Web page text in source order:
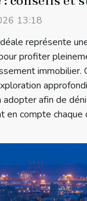
13:18
représente
profiter
immobilier.
afin de
en compte chaque